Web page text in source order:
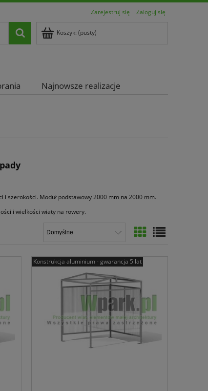
Zarejestruj się Zaloguj się
Koszyk: (pusty)
Najnowsze realizacje
i szerokości. Moduł podstawowy 2000 mm na 2000 mm.
i wielkości wiaty na rowery.
Konstrukcja aluminium - gwarancja 5 lat